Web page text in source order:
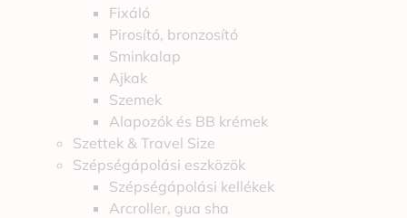
Fixáló
Pirosító, bronzosító
Sminkalap
Ajkak
Szemek
Alapozók és BB krémek
Szettek & Travel Size
Szépségápolási eszközök
Szépségápolási kellékek
Arcroller, gua sha